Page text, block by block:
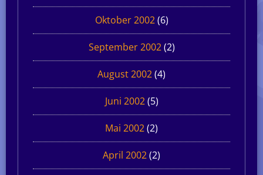
Oktober 2002(6)
September 2002(2)
August 2002(4)
Juni 2002(5)
Mai 2002(2)
April 2002(2)